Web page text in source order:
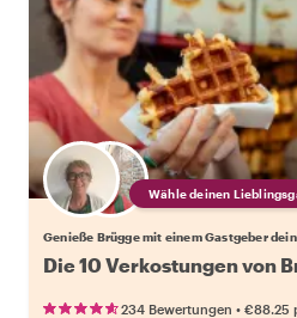
Wähle deinen
Genieße Brügge mit einem Gastgeber
Die 10 Verkostungen von
234 Bewertungen • €88.25